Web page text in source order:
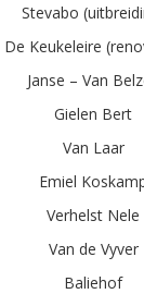
Stevabo
De Keukeleire
Janse – Van
Gielen Bert
Van Laar
Emiel
Verhelst Nele
Van de Vyver
Baliehof